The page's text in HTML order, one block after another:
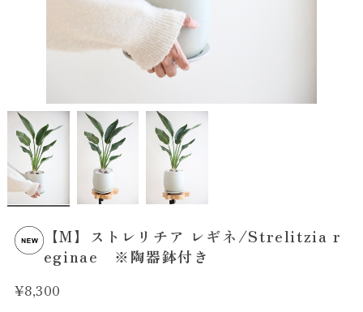
【M】ストレリチア レギネ/Strelitzia r
eginae ※陶器鉢付き
¥8,300